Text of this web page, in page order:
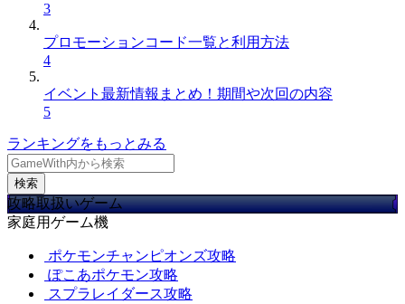
3
プロモーションコード一覧と利用方法
4
イベント最新情報まとめ！期間や次回の内容
5
ランキングをもっとみる
検索
攻略取扱いゲーム
家庭用ゲーム機
ポケモンチャンピオンズ攻略
ぽこあポケモン攻略
スプラレイダース攻略